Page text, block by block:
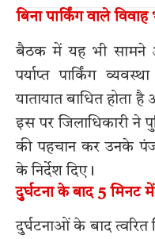
बिना पार्किंग वाले विवाह
बैठक में यह भी सामने
पर्याप्त पार्किंग
यातायात बाधित होता
इस पर जिलाधिकारी ने
की पहचान कर उनके
के निर्देश दिए।
दुर्घटना के बाद 5 मिनट
दुर्घटनाओं के बाद